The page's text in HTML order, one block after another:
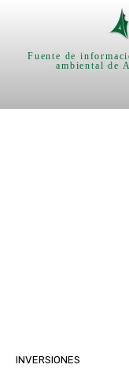
Fuente de
ambiental de
INVERSIONES